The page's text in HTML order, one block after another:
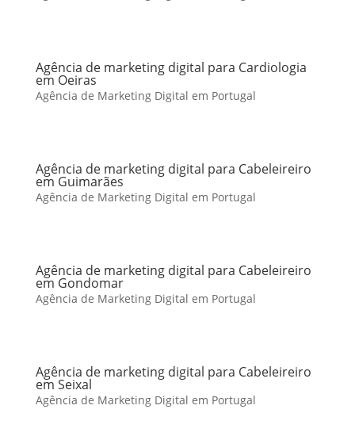
Agência de marketing digital para Cardiologia
em Oeiras
Agência de Marketing Digital em Portugal
Agência de marketing digital para Cabeleireiro
em Guimarães
Agência de Marketing Digital em Portugal
Agência de marketing digital para Cabeleireiro
em Gondomar
Agência de Marketing Digital em Portugal
Agência de marketing digital para Cabeleireiro
em Seixal
Agência de Marketing Digital em Portugal